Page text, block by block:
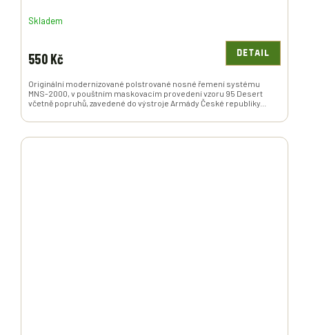
Skladem
550 Kč DETAIL
Originální modernizované polstrované nosné řemení systému
MNS-2000, v pouštním maskovacím provedení vzoru 95 Desert
včetně popruhů, zavedené do výstroje Armády České republiky...